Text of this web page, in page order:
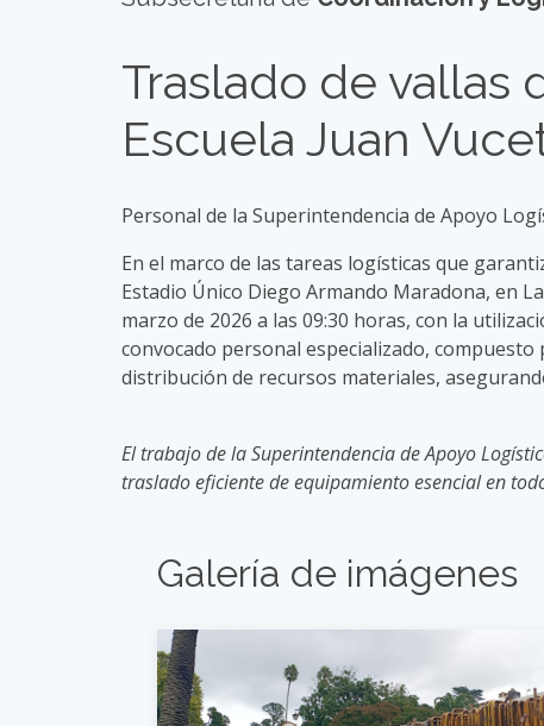
Traslado de vallas
Escuela Juan
Personal de la Superintendencia de Apoyo
En el marco de las tareas logísticas que
Estadio Único Diego Armando Maradona, en
marzo de 2026 a las 09:30 horas, con la
convocado personal especializado,
distribución de recursos materiales,
El trabajo de la Superintendencia de Apoyo
traslado eficiente de equipamiento esencial en
Galería de imágenes